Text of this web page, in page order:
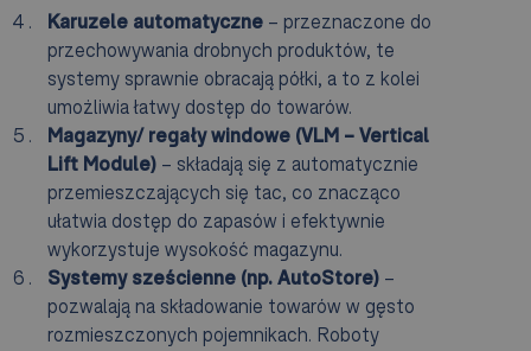
Karuzele automatyczne – przeznaczone do
przechowywania drobnych produktów, te
systemy sprawnie obracają półki, a to z kolei
umożliwia łatwy dostęp do towarów.
Magazyny/ regały windowe (VLM – Vertical
Lift Module) – składają się z automatycznie
przemieszczających się tac, co znacząco
ułatwia dostęp do zapasów i efektywnie
wykorzystuje wysokość magazynu.
Systemy sześcienne (np. AutoStore) –
pozwalają na składowanie towarów w gęsto
rozmieszczonych pojemnikach. Roboty